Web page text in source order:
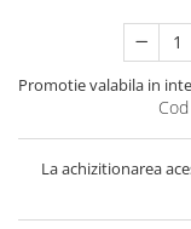
Promotie valabila in
La achizitionarea